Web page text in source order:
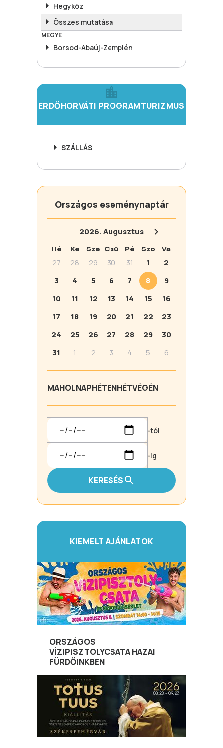
Hegyköz
Összes mutatása
MEGYE
Borsod-Abaúj-Zemplén
ERDŐHORVÁTI PROGRAMTURIZMUS
SZÁLLÁS
Országos eseménynaptár
2026.Augusztus
Hé
Ke Sze Csü Pé Szo
Va
27
28 29 30 31 1
2
3
4 5 6 7 8
9
10
11 12 13 14 15
16
17
18 19 20 21 22
23
24
25 26 27 28 29
30
31
1 2 3 4 5 6
MAHOLNAPHÉTENHÉTVÉGÉN
-tól
-ig
KERESÉS
KIEMELT AJÁNLATOK
ORSZÁGOS
VÍZIPISZTOLYCSATA HAZAI
FÜRDŐINKBEN